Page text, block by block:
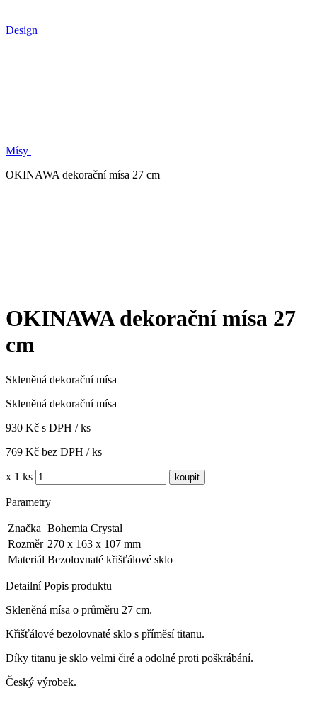
Design
Mísy
OKINAWA dekorační mísa 27 cm
OKINAWA dekorační mísa 27
cm
Skleněná dekorační mísa
Skleněná dekorační mísa
930 Kč s DPH / ks
769 Kč bez DPH / ks
x 1 ks
Parametry
Značka Bohemia Crystal
Rozměr 270 x 163 x 107 mm
Materiál Bezolovnaté křišťálové sklo
Detailní Popis produktu
Skleněná mísa o průměru 27 cm.
Křišťálové bezolovnaté sklo s příměsí titanu.
Díky titanu je sklo velmi čiré a odolné proti poškrábání.
Český výrobek.